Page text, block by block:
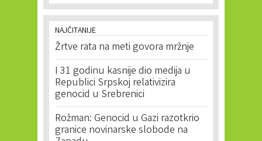
NAJČITANIJE
Žrtve rata na meti govora mržnje
I 31 godinu kasnije dio medija u
Republici Srpskoj relativizira
genocid u Srebrenici
Rožman: Genocid u Gazi razotkrio
granice novinarske slobode na